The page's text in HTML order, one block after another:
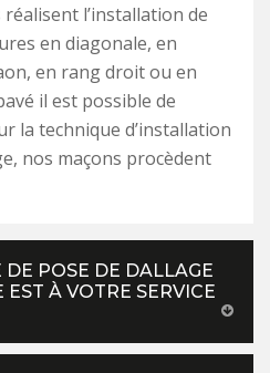
l’installation de
en diagonale, en
en rang droit ou en
il est possible de
la technique d’installation
nos maçons procèdent
POSE DE DALLAGE
À VOTRE SERVICE